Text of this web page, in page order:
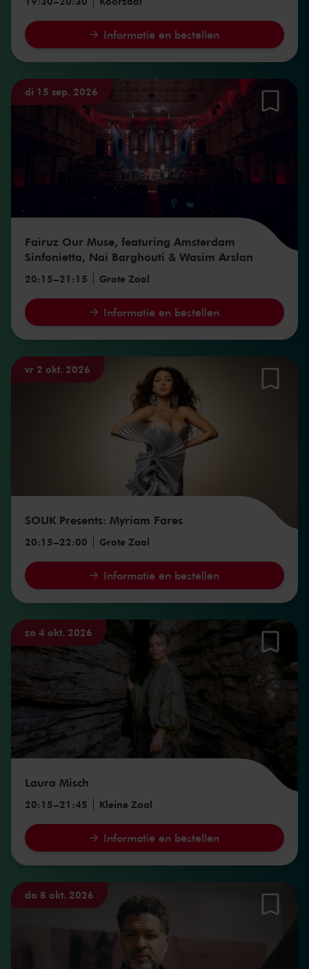
Informatie en bestellen
Fairuz Our Muse, featuring Amsterdam
Sinfonietta, Nai Barghouti & Wasim Arslan
20:15–21:15 Grote Zaal
Informatie en bestellen
di 15 sep. 2026
SOUK Presents: Myriam Fares
20:15–22:00 Grote Zaal
Informatie en bestellen
vr 2 okt. 2026
Laura Misch
20:15–21:45 Kleine Zaal
Informatie en bestellen
zo 4 okt. 2026
do 8 okt. 2026